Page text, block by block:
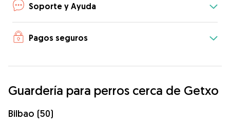
Soporte y Ayuda
Pagos seguros
Guardería para perros cerca de Getxo
Bilbao (50)